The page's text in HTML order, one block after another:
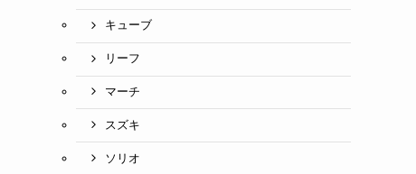
キューブ
リーフ
マーチ
スズキ
ソリオ